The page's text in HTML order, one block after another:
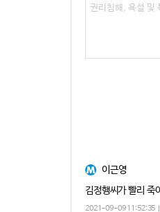
이근영
김정행씨가 빨리 죽
2021-09-09 11:52:35